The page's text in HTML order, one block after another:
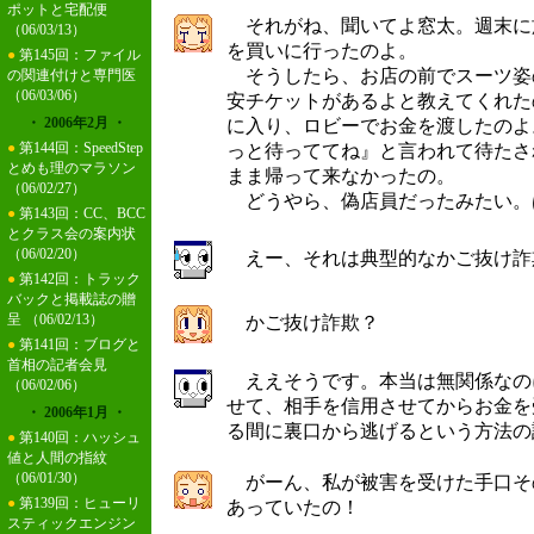
ポットと宅配便
（06/03/13）
● 第145回：ファイル
の関連付けと専門医
（06/03/06）
・ 2006年2月 ・
● 第144回：SpeedStep
とめも理のマラソン
（06/02/27）
● 第143回：CC、BCC
とクラス会の案内状
（06/02/20）
● 第142回：トラック
バックと掲載誌の贈
呈
（06/02/13）
● 第141回：ブログと
首相の記者会見
（06/02/06）
・ 2006年1月 ・
● 第140回：ハッシュ
値と人間の指紋
（06/01/30）
● 第139回：ヒューリ
スティックエンジン
それがね、聞いてよ窓太。週末
を買いに行ったのよ。
そうしたら、お店の前でスーツ
安チケットがあるよと教えてくれ
に入り、ロビーでお金を渡したの
っと待っててね』と言われて待た
まま帰って来なかったの。
どうやら、偽店員だったみたい
えー、それは典型的なかご抜け
かご抜け詐欺？
ええそうです。本当は無関係な
せて、相手を信用させてからお金
る間に裏口から逃げるという方法
がーん、私が被害を受けた手口
あっていたの！